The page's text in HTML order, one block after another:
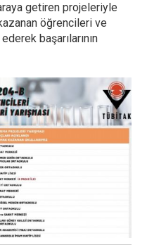
getiren projeleriyle
öğrencileri ve
başarılarının